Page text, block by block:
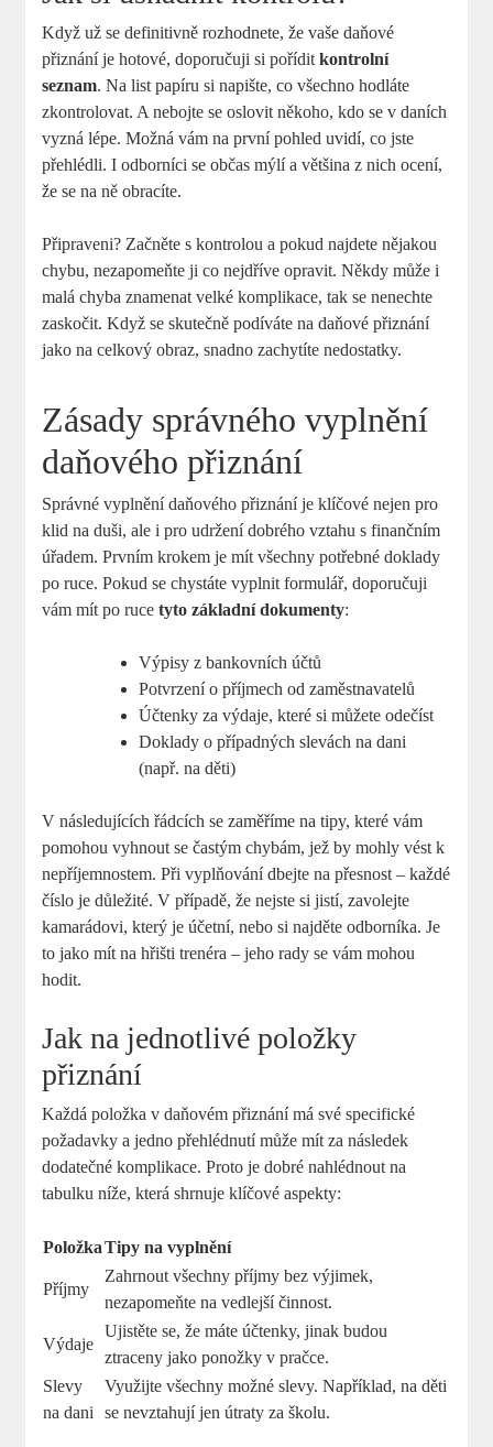
Když už se definitivně rozhodnete, že vaše daňové
přiznání je hotové, doporučuji si poříditkontrolní
seznam. Na list papíru si napište, co všechno hodláte
zkontrolovat. A nebojte se oslovit někoho, kdo se v daních
vyzná lépe. Možná vám na první pohled uvidí, co jste
přehlédli. I odborníci se občas mýlí a většina z nich ocení,
že se na ně obracíte.
Připraveni? Začněte s kontrolou a pokud najdete nějakou
chybu, nezapomeňte ji co nejdříve opravit. Někdy může i
malá chyba znamenat velké komplikace, tak se nenechte
zaskočit. Když se skutečně podíváte na daňové přiznání
jako na celkový obraz, snadno zachytíte nedostatky.
Zásady správného vyplnění
daňového přiznání
Správné vyplnění daňového přiznání je klíčové nejen pro
klid na duši, ale i pro udržení dobrého vztahu s finančním
úřadem. Prvním krokem je mít všechny potřebné doklady
po ruce. Pokud se chystáte vyplnit formulář, doporučuji
vám mít po rucetyto základní dokumenty:
Výpisy z bankovních účtů
Potvrzení o příjmech od zaměstnavatelů
Účtenky za výdaje, které si můžete odečíst
Doklady o případných slevách na dani
(např. na děti)
V následujících řádcích se zaměříme na tipy, které vám
pomohou vyhnout se častým chybám, jež by mohly vést k
nepříjemnostem. Při vyplňování dbejte na přesnost – každé
číslo je důležité. V případě, že nejste si jistí, zavolejte
kamarádovi, který je účetní, nebo si najděte odborníka. Je
to jako mít na hřišti trenéra – jeho rady se vám mohou
hodit.
Jak na jednotlivé položky
přiznání
Každá položka v daňovém přiznání má své specifické
požadavky a jedno přehlédnutí může mít za následek
dodatečné komplikace. Proto je dobré nahlédnout na
tabulku níže, která shrnuje klíčové aspekty:
Položka Tipy na vyplnění
Příjmy
Zahrnout všechny příjmy bez výjimek,
nezapomeňte na vedlejší činnost.
Výdaje
Ujistěte se, že máte účtenky, jinak budou
ztraceny jako ponožky v pračce.
Slevy
na dani
Využijte všechny možné slevy. Například, na děti
se nevztahují jen útraty za školu.